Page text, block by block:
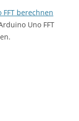
berechnen
Uno FFT